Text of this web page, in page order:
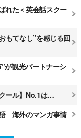
れた＜英会話スクー
もてなし”を感じる回
が観光パートナーシ
ール】No.1は…
海外のマンガ事情